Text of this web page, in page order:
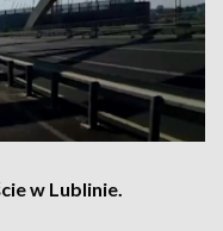
w Lublinie.